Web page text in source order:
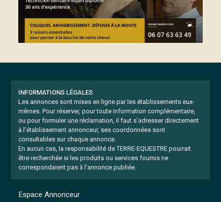
INFORMATIONS LÉGALES
Les annonces sont mises en ligne par les établissements eux-
mêmes. Pour réserver, pour toute information complémentaire,
ou pour formuler une réclamation, il faut s'adresser directement
à l'établissement annonceur, ses coordonnées sont
consultables sur chaque annonce.
En aucun cas, la responsabilité de TERRE-EQUESTRE pourrait
être recherchée si les produits ou services fournis ne
correspondaient pas à l'annonce publiée.
Espace Annonceur